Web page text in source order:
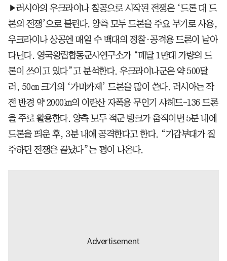
▶러시아의 우크라이나 침공으로 시작된 전쟁은 ‘드론 대 드
론의 전쟁’으로 불린다. 양측 모두 드론을 주요 무기로 사용,
우크라이나 상공엔 매일 수 백대의 정찰·공격용 드론이 날아
다닌다. 영국왕립합동군사연구소가 “매달 1만대 가량의 드
론이 쓰이고 있다”고 분석한다. 우크라이나군은 약 500달
러, 50㎝ 크기의 ‘가미카제’ 드론을 많이 쓴다. 러시아는 작
전 반경 약 2000㎞의 이란산 자폭용 무인기 샤헤드-136 드론
을 주로 활용한다. 양측 모두 적군 탱크가 움직이면 5분 내에
드론을 띄운 후, 3분 내에 공격한다고 한다. “기갑부대가 질
주하던 전쟁은 끝났다”는 평이 나온다.